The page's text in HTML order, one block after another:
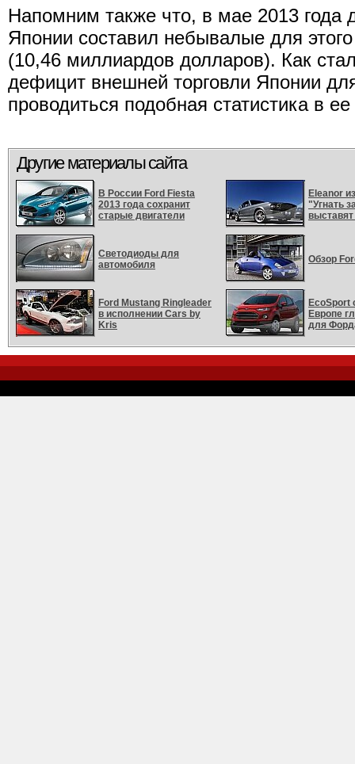
Напомним также что, в мае 2013 года
Японии составил небывалые для
(10,46 миллиардов долларов). Как
дефицит внешней торговли Японии
проводиться подобная статистика в
Другие материалы сайта
В России Ford Fiesta
2013 года сохранит
старые двигатели
Светодиоды для
автомобиля
Ford Mustang Ringleader
в исполнении Cars by
Kris
Eleanor
"Угнать
выставят
Обзор
EcoSport
Европе
для